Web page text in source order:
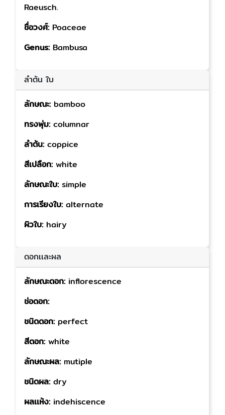
Raeusch.
ชื่อวงศ์: Poaceae
Genus: Bambusa
ลำต้น ใบ
ลักษณะ: bamboo
ทรงพุ่ม: columnar
ลำต้น: coppice
สีเปลือก: white
ลักษณะใบ: simple
การเรียงใบ: alternate
ผิวใบ: hairy
ดอกเเละผล
ลักษณะดอก: inflorescence
ช่อดอก:
ชนิดดอก: perfect
สีดอก: white
ลักษณะผล: mutiple
ชนิดผล: dry
ผลเเห้ง: indehiscence